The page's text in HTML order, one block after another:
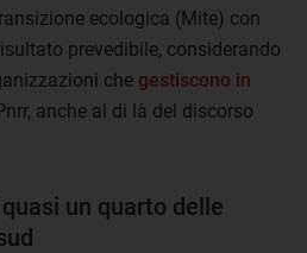
ecologica (Mite) con
prevedibile, considerando
che gestiscono in
anche al di là del discorso
un quarto delle